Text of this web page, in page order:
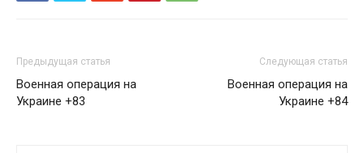
Предыдущая статья
Военная операция на
Украине +83
Следующая статья
Военная операция на
Украине +84